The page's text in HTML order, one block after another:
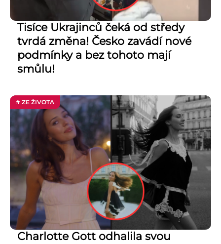
Tisíce Ukrajinců čeká od středy
tvrdá změna! Česko zavádí nové
podmínky a bez tohoto mají
smůlu!
# ZE ŽIVOTA
Charlotte Gott odhalila svou